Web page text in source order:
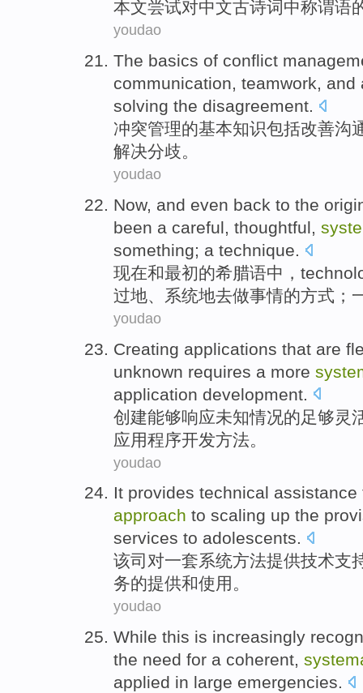
本文尝试对中文古诗词中称谓语
youdao
The basics of conflict
communication, teamwork, and
solving the disagreement.
冲突管理的基本知识包括改善沟
解决分歧。
youdao
Now, and even back to the
been a careful, thoughtful,
something; a technique.
现在和最初的希腊语中，
过地、 系统地去做事情的方式 ；
youdao
Creating applications that are
unknown requires a more
application development
创建能够响应未知情况的足够灵
应用程序开发方法。
youdao
It provides technical assistance
approach to scaling up the
services to adolescents.
该司 对一套系统方法提供技术支
务的提供和使用 。
youdao
While this is increasingly
the need for a coherent,
applied in large emergencies.